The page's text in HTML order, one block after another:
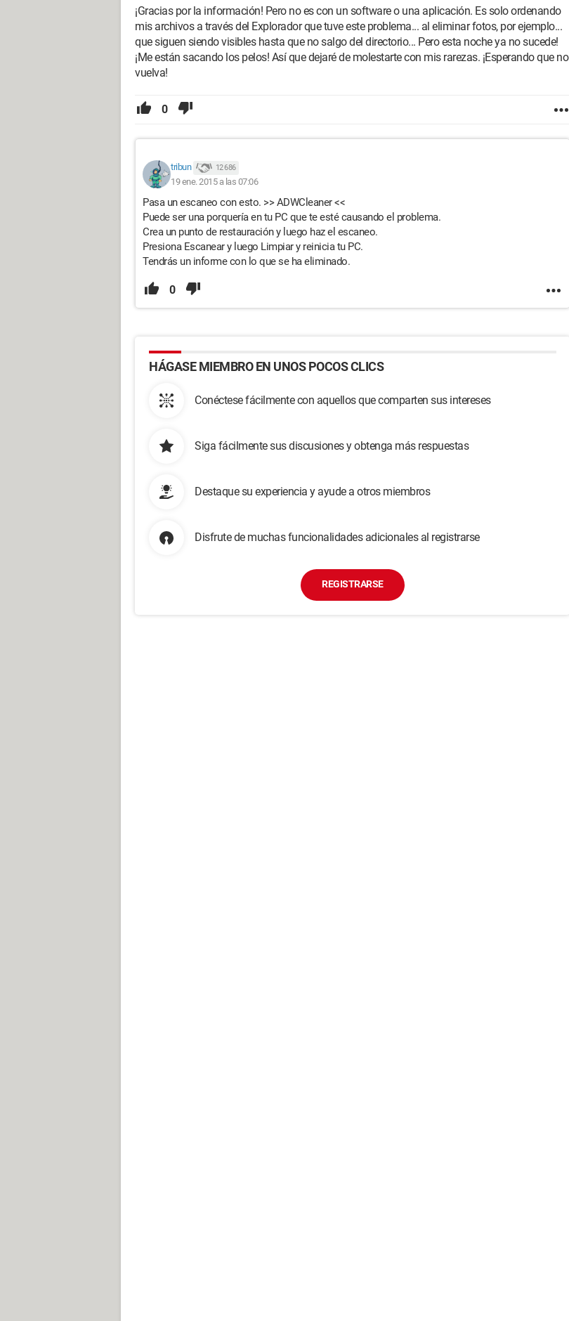
¡Gracias por la información! Pero no es con un software o una aplicación. Es solo ordenando
mis archivos a través del Explorador que tuve este problema... al eliminar fotos, por ejemplo...
que siguen siendo visibles hasta que no salgo del directorio... Pero esta noche ya no sucede!
¡Me están sacando los pelos! Así que dejaré de molestarte con mis rarezas. ¡Esperando que no
vuelva!
0
tribun 12 686
19 ene. 2015 a las 07:06
Pasa un escaneo con esto. >> ADWCleaner <<
Puede ser una porquería en tu PC que te esté causando el problema.
Crea un punto de restauración y luego haz el escaneo.
Presiona Escanear y luego Limpiar y reinicia tu PC.
Tendrás un informe con lo que se ha eliminado.
0
HÁGASE MIEMBRO EN UNOS POCOS CLICS
Conéctese fácilmente con aquellos que comparten sus intereses
Siga fácilmente sus discusiones y obtenga más respuestas
Destaque su experiencia y ayude a otros miembros
Disfrute de muchas funcionalidades adicionales al registrarse
REGISTRARSE